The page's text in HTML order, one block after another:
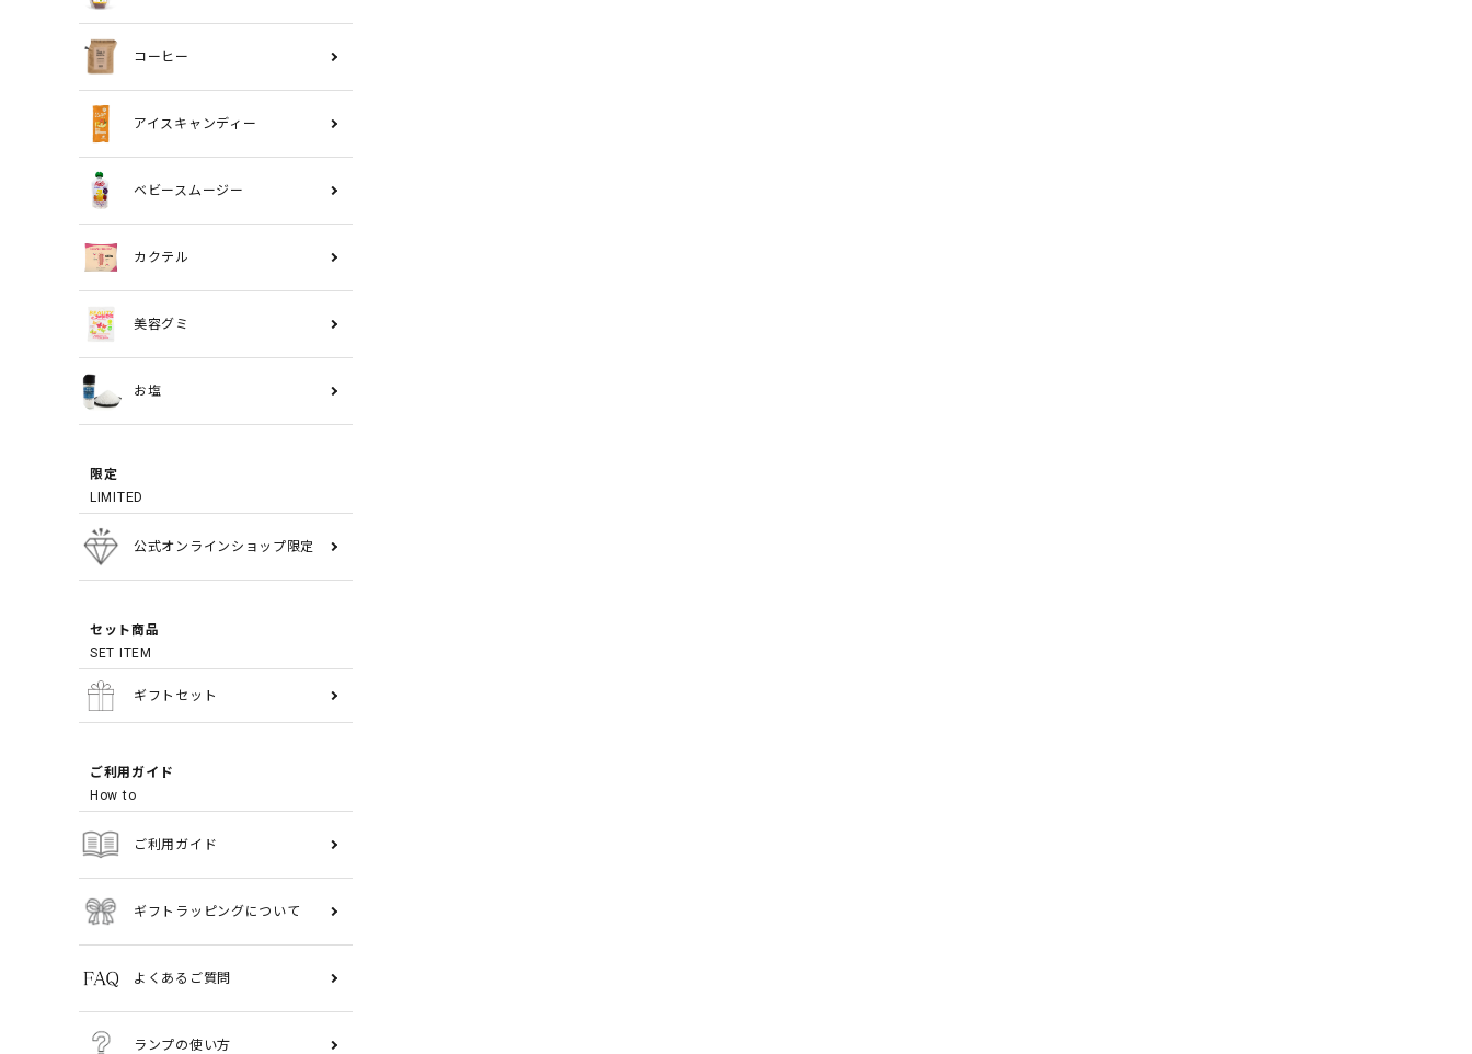
コーヒー
アイスキャンディー
ベビースムージー
カクテル
美容グミ
お塩
限定
LIMITED
公式オンラインショップ限定
セット商品
SET ITEM
ギフトセット
ご利用ガイド
How to
ご利用ガイド
ギフトラッピングについて
よくあるご質問
ランプの使い方